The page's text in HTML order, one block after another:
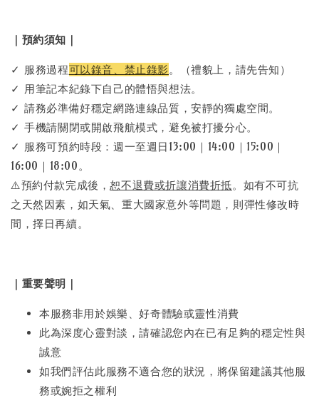
｜預約須知｜
✓ 服務過程可以錄音、禁止錄影。（禮貌上，請先告知）
✓ 用筆記本紀錄下自己的體悟與想法。
✓ 請務必準備好穩定網路連線品質，安靜的獨處空間。
✓ 手機請關閉或開啟飛航模式，避免被打擾分心。
✓ 服務可預約時段：週一至週日13:00｜14:00｜15:00｜
16:00｜18:00。
⚠️預約付款完成後，恕不退費或折讓消費折抵。如有不可抗
之天然因素，如天氣、重大國家意外等問題，則彈性修改時
間，擇日再續。
｜重要聲明｜
本服務非用於娛樂、好奇體驗或靈性消費
此為深度心靈對談，請確認您內在已有足夠的穩定性與
誠意
如我們評估此服務不適合您的狀況，將保留建議其他服
務或婉拒之權利